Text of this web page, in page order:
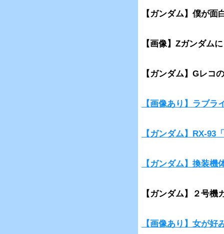
【ガンダム】僕が
【画像】Zガンダム
【ガンダム】Gレコ
【画像あり】ラブ
【ガンダム】RX-93
【ガンダム】換装
【ガンダム】２号
【画像あり】女が